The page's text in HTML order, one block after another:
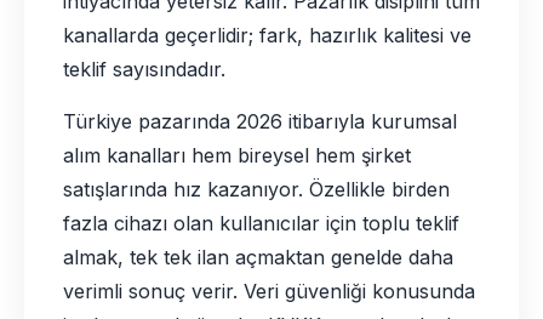
kanallarda geçerlidir; fark, hazırlık kalitesi ve
teklif sayısındadır.
Türkiye pazarında 2026 itibarıyla kurumsal
alım kanalları hem bireysel hem şirket
satışlarında hız kazanıyor. Özellikle birden
fazla cihazı olan kullanıcılar için toplu teklif
almak, tek tek ilan açmaktan genelde daha
verimli sonuç verir. Veri güvenliği konusunda